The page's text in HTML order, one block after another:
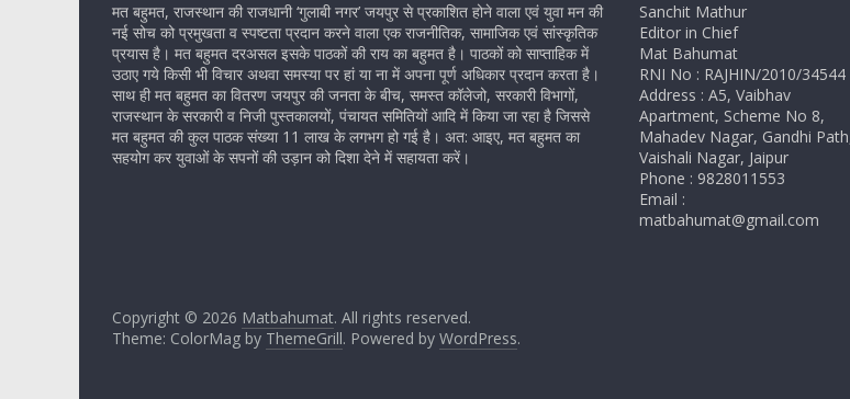
मत बहुमत, राजस्थान की राजधानी ‘गुलाबी नगर’ जयपुर से प्रकाशित होने वाला एवं युवा मन की
नई सोच को प्रमुखता व स्पष्टता प्रदान करने वाला एक राजनीतिक, सामाजिक एवं सांस्कृतिक
प्रयास है। मत बहुमत दरअसल इसके पाठकों की राय का बहुमत है। पाठकों को साप्ताहिक में
उठाए गये किसी भी विचार अथवा समस्या पर हां या ना में अपना पूर्ण अधिकार प्रदान करता है।
साथ ही मत बहुमत का वितरण जयपुर की जनता के बीच, समस्त कॉलेजो, सरकारी विभागों,
राजस्थान के सरकारी व निजी पुस्तकालयों, पंचायत समितियों आदि में किया जा रहा है जिससे
मत बहुमत की कुल पाठक संख्या 11 लाख के लगभग हो गई है। अत: आइए, मत बहुमत का
सहयोग कर युवाओं के सपनों की उड़ान को दिशा देने में सहायता करें।
Sanchit Mathur
Editor in Chief
Mat Bahumat
RNI No : RAJHIN/2010/34544
Address : A5, Vaibhav
Apartment, Scheme No 8,
Mahadev Nagar, Gandhi
Vaishali Nagar, Jaipur
Phone : 9828011553
Email :
matbahumat@gmail.com
Copyright © 2026 Matbahumat. All rights reserved.
Theme: ColorMag by ThemeGrill. Powered by WordPress.